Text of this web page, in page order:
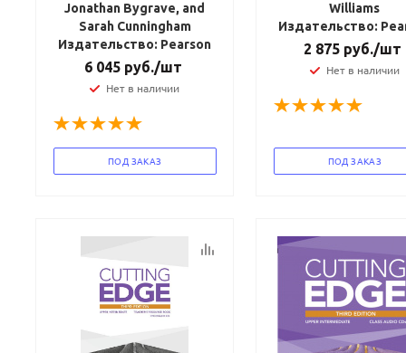
Jonathan Bygrave, and
Sarah Cunningham
Издательство: Pearson
6 045руб./шт
Нет в наличии
ПОД ЗАКАЗ
Williams
Издательство:
2 875 руб./шт
Нет в наличии
ПОД ЗАКАЗ